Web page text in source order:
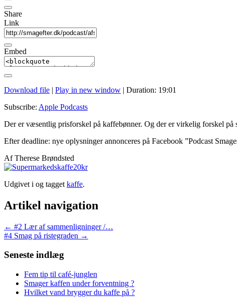
Share
Link
Embed
Download file | Play in new window | Duration: 19:01
Subscribe: Apple Podcasts
Der er væsentlig prisforskel på kaffebønner. Og der er virkelig forskel
Efter deadline: nye oplysninger annonceres på Facebook ”Podcast
Af Therese Brøndsted
Udgivet i og tagget kaffe.
Artikel navigation
← #2 Lær af sammenligninger /…
#4 Smag på ristegraden →
Seneste indlæg
Fem tip til café-junglen
Smager kaffen under forventning ?
Hvilket vand brygger du kaffe på ?